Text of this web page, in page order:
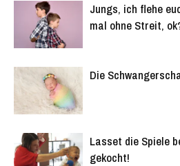
Jungs, ich flehe
mal ohne Streit,
Die
Lasset die Spiele
gekocht!